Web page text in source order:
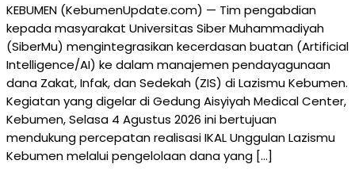
KEBUMEN (KebumenUpdate.com) — Tim pengabdian
kepada masyarakat Universitas Siber Muhammadiyah
(SiberMu) mengintegrasikan kecerdasan buatan (Artificial
Intelligence/AI) ke dalam manajemen pendayagunaan
dana Zakat, Infak, dan Sedekah (ZIS) di Lazismu Kebumen.
Kegiatan yang digelar di Gedung Aisyiyah Medical Center,
Kebumen, Selasa 4 Agustus 2026 ini bertujuan
mendukung percepatan realisasi IKAL Unggulan Lazismu
Kebumen melalui pengelolaan dana yang […]